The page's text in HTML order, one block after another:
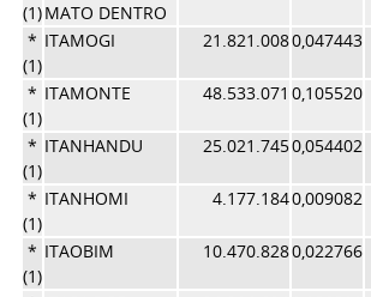
(1)MATO DENTRO
*
(1)
ITAMOGI 21.821.0080,047443
*
(1)
ITAMONTE 48.533.071 0,105520
*
(1)
ITANHANDU 25.021.7450,054402
*
(1)
ITANHOMI 4.177.1840,009082
*
(1)
ITAOBIM 10.470.8280,022766